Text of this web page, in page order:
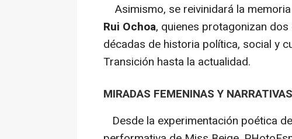
Asimismo, se reivinidará la
Rui Ochoa, quienes protagonizan
décadas de historia política, social y
Transición hasta la actualidad.
MIRADAS FEMENINAS Y
Desde la experimentación poética